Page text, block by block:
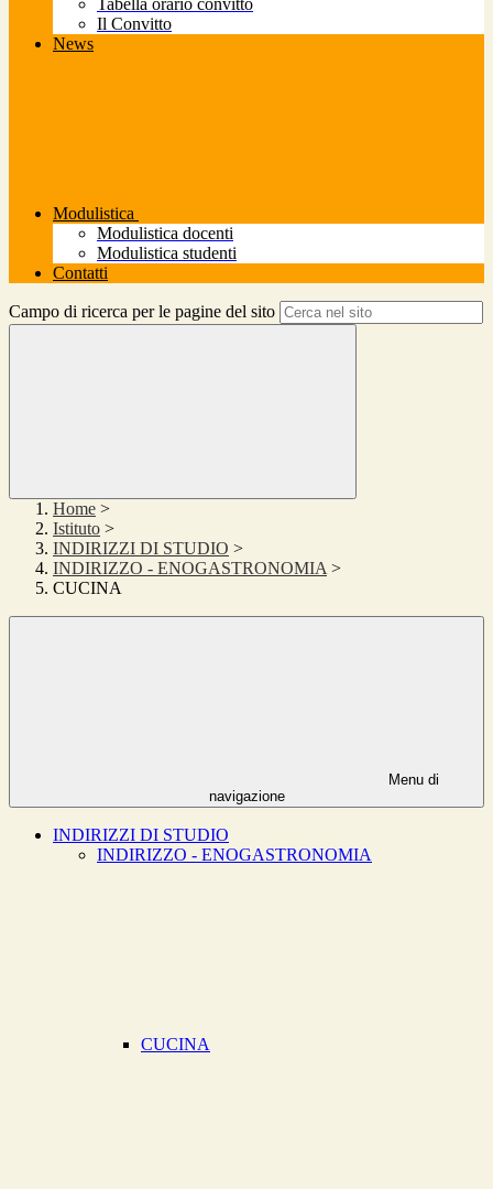
Tabella orario convitto
Il Convitto
News
Modulistica
Modulistica docenti
Modulistica studenti
Contatti
Campo di ricerca per le pagine del sito
Home >
Istituto >
INDIRIZZI DI STUDIO >
INDIRIZZO - ENOGASTRONOMIA >
CUCINA
Menu di
navigazione
INDIRIZZI DI STUDIO
INDIRIZZO - ENOGASTRONOMIA
CUCINA